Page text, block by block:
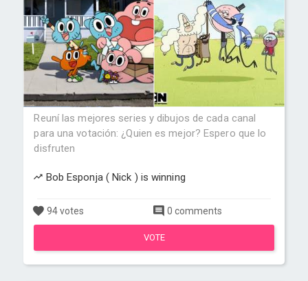
Reuní las mejores series y dibujos de cada canal
para una votación: ¿Quien es mejor? Espero que lo
disfruten
Bob Esponja ( Nick ) is winning
94 votes 0 comments
VOTE